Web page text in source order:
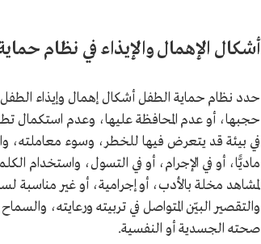
أشكال الإهمال والإيذاء في نظام
حدد نظام حماية الطفل أشكال إهمال وإيذاء
حجبها، أو عدم المحافظة عليها، وعدم استكمال
في بيئة قد يتعرض فيها للخطر، وسوء معاملته،
ماديًّا، أو في الإجرام، أو في التسول، واستخدام
لمشاهد مخلة بالأدب، أو إجرامية، أو غير
والتقصير البيّن المتواصل في تربيته ورعايته،
صحته الجسدية أو النفسية.